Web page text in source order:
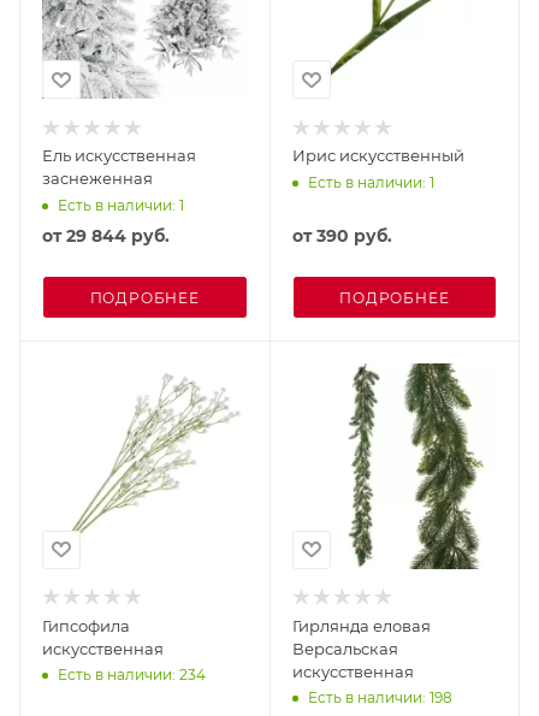
Ель искусственная
заснеженная
Есть в наличии: 1
от29 844 руб.
ПОДРОБНЕЕ
Ирис искусственный
Есть в наличии: 1
от390 руб.
ПОДРОБНЕЕ
Гипсофила
искусственная
Есть в наличии: 234
Гирлянда еловая
Версальская
искусственная
Есть в наличии: 198